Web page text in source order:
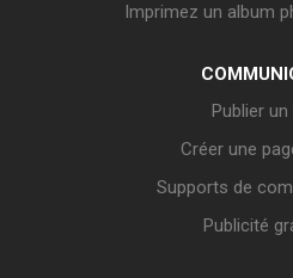
Imprimez un album
Publier un
Créer une
Supports de
Publicité